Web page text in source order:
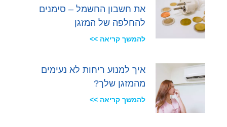
את חשבון החשמל – סימנים
להחלפה של המזגן
להמשך קריאה >>
איך למנוע ריחות לא נעימים
מהמזגן שלך?
להמשך קריאה >>